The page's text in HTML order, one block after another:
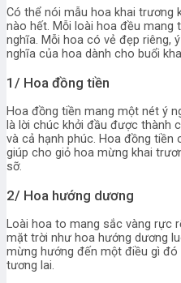
Có thể nói mẫu hoa khai trương
nào hết. Mỗi loài hoa đều mang
nghĩa. Mỗi hoa có vẻ đẹp riêng,
nghĩa của hoa dành cho buổi
1/ Hoa đồng tiền
Hoa đồng tiền mang một nét ý
là lời chúc khởi đầu được thành
và cả hạnh phúc. Hoa đồng tiền
giúp cho giỏ hoa mừng khai
sỡ.
2/ Hoa hướng dương
Loài hoa to mang sắc vàng rực
mặt trời như hoa hướng dương
mừng hướng đến một điều gì
tương lai.